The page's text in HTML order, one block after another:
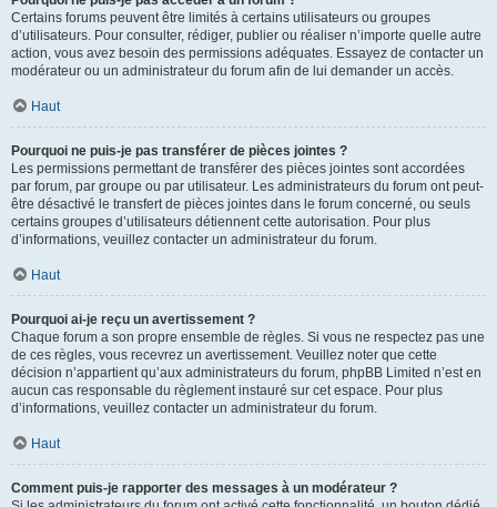
Certains forums peuvent être limités à certains utilisateurs ou groupes
d’utilisateurs. Pour consulter, rédiger, publier ou réaliser n’importe quelle autre
action, vous avez besoin des permissions adéquates. Essayez de contacter un
modérateur ou un administrateur du forum afin de lui demander un accès.
Haut
Pourquoi ne puis-je pas transférer de pièces jointes ?
Les permissions permettant de transférer des pièces jointes sont accordées
par forum, par groupe ou par utilisateur. Les administrateurs du forum ont peut-
être désactivé le transfert de pièces jointes dans le forum concerné, ou seuls
certains groupes d’utilisateurs détiennent cette autorisation. Pour plus
d’informations, veuillez contacter un administrateur du forum.
Haut
Pourquoi ai-je reçu un avertissement ?
Chaque forum a son propre ensemble de règles. Si vous ne respectez pas une
de ces règles, vous recevrez un avertissement. Veuillez noter que cette
décision n’appartient qu’aux administrateurs du forum, phpBB Limited n’est en
aucun cas responsable du règlement instauré sur cet espace. Pour plus
d’informations, veuillez contacter un administrateur du forum.
Haut
Comment puis-je rapporter des messages à un modérateur ?